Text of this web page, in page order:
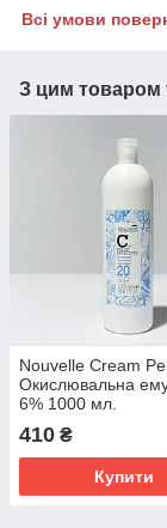
Всі умови
З цим товаром
Nouvelle Cream
Окислювальна
6% 1000 мл.
410 ₴
Купити